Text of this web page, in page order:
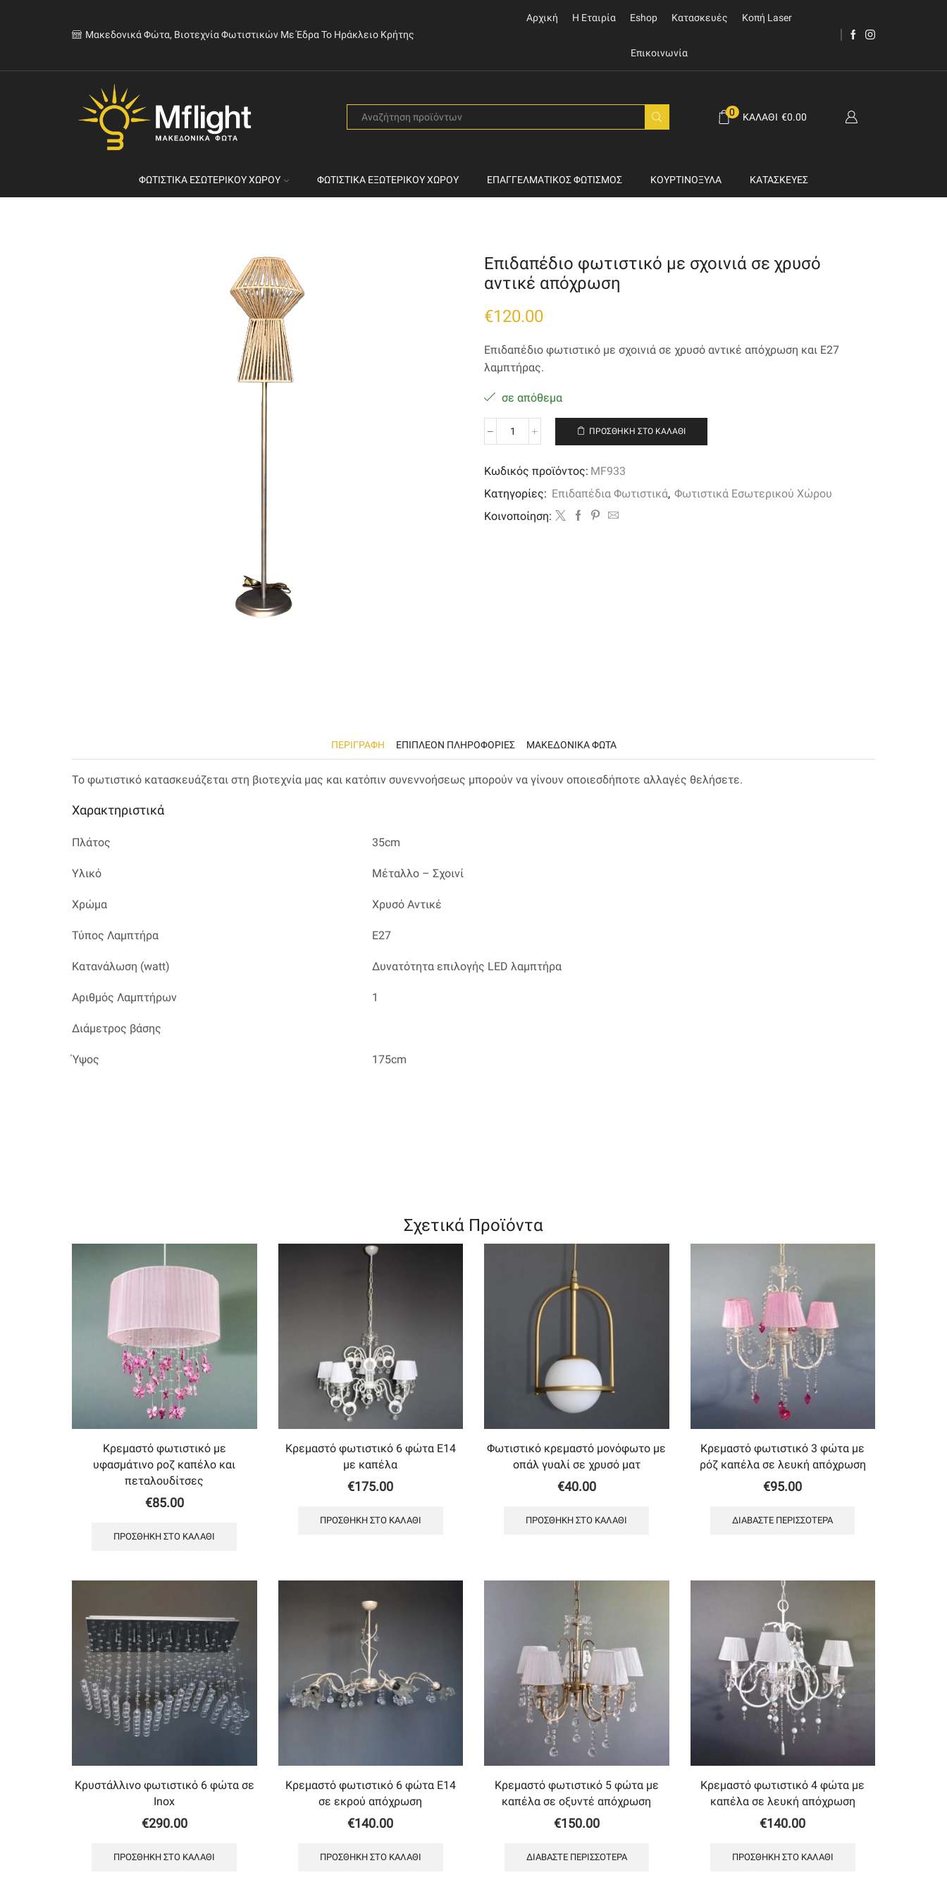
Μακεδονικά Φώτα, Βιοτεχνία Φωτιστικών Με Έδρα Το Ηράκλειο Κρήτης
Αρχική Η Εταιρία Eshop Κατασκευές Κοπή Laser
Επικοινωνία
0 ΚΑΛΆΘΙ €0.00
ΦΩΤΙΣΤΙΚΆ ΕΣΩΤΕΡΙΚΟΎ ΧΏΡΟΥ ΦΩΤΙΣΤΙΚΆ ΕΞΩΤΕΡΙΚΟΎ ΧΏΡΟΥ ΕΠΑΓΓΕΛΜΑΤΙΚΌΣ ΦΩΤΙΣΜΌΣ ΚΟΥΡΤΙΝΌΞΥΛΑ ΚΑΤΑΣΚΕΥΈΣ
Επιδαπέδιο φωτιστικό με σχοινιά σε χρυσό
αντικέ απόχρωση
€120.00
Επιδαπέδιο φωτιστικό με σχοινιά σε χρυσό αντικέ απόχρωση και Ε27
λαμπτήρας.
σε απόθεμα
Επιδαπέδιο
με
σχοινιά
σε
αντικέ
ΠΡΟΣΘΉΚΗ ΣΤΟ ΚΑΛΆΘΙ
Κωδικός προϊόντος: MF933
Κατηγορίες: Επιδαπέδια Φωτιστικά, Φωτιστικά Εσωτερικού Χώρου
Kοινοποίηση:
ΠΕΡΙΓΡΑΦΉ ΕΠΙΠΛΈΟΝ ΠΛΗΡΟΦΟΡΊΕΣ ΜΑΚΕΔΟΝΙΚΑ ΦΩΤΑ
Το φωτιστικό κατασκευάζεται στη βιοτεχνία μας και κατόπιν συνεννοήσεως μπορούν να γίνουν οποιεσδήποτε αλλαγές θελήσετε.
Χαρακτηριστικά
Πλάτος 35cm
Υλικό Μέταλλο – Σχοινί
Χρώμα Χρυσό Αντικέ
Τύπος Λαμπτήρα Ε27
Κατανάλωση (watt) Δυνατότητα επιλογής LED λαμπτήρα
Αριθμός Λαμπτήρων 1
Διάμετρος βάσης
Ύψος 175cm
Σχετικά Προϊόντα
Κρεμαστό φωτιστικό με
υφασμάτινο ροζ καπέλο και
πεταλουδίτσες
€85.00
ΠΡΟΣΘΉΚΗ ΣΤΟ ΚΑΛΆΘΙ
Κρεμαστό φωτιστικό 6 φώτα Ε14
με καπέλα
€175.00
ΠΡΟΣΘΉΚΗ ΣΤΟ ΚΑΛΆΘΙ
Φωτιστικό κρεμαστό μονόφωτο με
οπάλ γυαλί σε χρυσό ματ
€40.00
ΠΡΟΣΘΉΚΗ ΣΤΟ ΚΑΛΆΘΙ
Κρεμαστό φωτιστικό 3 φώτα με
ρόζ καπέλα σε λευκή απόχρωση
€95.00
ΔΙΑΒΆΣΤΕ ΠΕΡΙΣΣΌΤΕΡΑ
Κρυστάλλινο φωτιστικό 6 φώτα σε
Inox
€290.00
ΠΡΟΣΘΉΚΗ ΣΤΟ ΚΑΛΆΘΙ
Κρεμαστό φωτιστικό 6 φώτα Ε14
σε εκρού απόχρωση
€140.00
ΠΡΟΣΘΉΚΗ ΣΤΟ ΚΑΛΆΘΙ
Κρεμαστό φωτιστικό 5 φώτα με
καπέλα σε οξυντέ απόχρωση
€150.00
ΔΙΑΒΆΣΤΕ ΠΕΡΙΣΣΌΤΕΡΑ
Κρεμαστό φωτιστικό 4 φώτα με
καπέλα σε λευκή απόχρωση
€140.00
ΠΡΟΣΘΉΚΗ ΣΤΟ ΚΑΛΆΘΙ